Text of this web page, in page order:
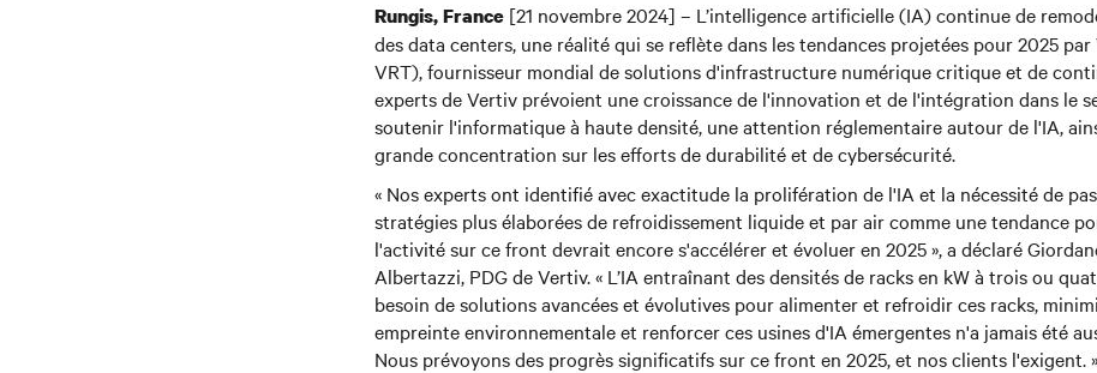
Rungis, France [21 novembre 2024] – L’intelligence artificielle (IA) continue de
des data centers, une réalité qui se reflète dans les tendances projetées pour 2025 par
VRT), fournisseur mondial de solutions d'infrastructure numérique critique et de
experts de Vertiv prévoient une croissance de l'innovation et de l'intégration dans le
soutenir l'informatique à haute densité, une attention réglementaire autour de l'IA,
grande concentration sur les efforts de durabilité et de cybersécurité.
« Nos experts ont identifié avec exactitude la prolifération de l'IA et la nécessité de
stratégies plus élaborées de refroidissement liquide et par air comme une tendance
l'activité sur ce front devrait encore s'accélérer et évoluer en 2025 », a déclaré
Albertazzi, PDG de Vertiv. « L’IA entraînant des densités de racks en kW à trois ou
besoin de solutions avancées et évolutives pour alimenter et refroidir ces racks,
empreinte environnementale et renforcer ces usines d'IA émergentes n'a jamais été
Nous prévoyons des progrès significatifs sur ce front en 2025, et nos clients l'exigent. »